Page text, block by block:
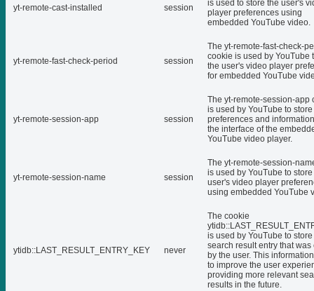
yt-remote-cast-installed session
is used to store the user's
player preferences using
embedded YouTube video.
yt-remote-fast-check-period session
The yt-remote-fast-check-
cookie is used by YouTube
the user's video player
for embedded YouTube
yt-remote-session-app session
The yt-remote-session-app
is used by YouTube to
preferences and
the interface of the
YouTube video player.
yt-remote-session-name session
The yt-remote-session-
is used by YouTube to
user's video player
using embedded YouTube
ytidb::LAST_RESULT_ENTRY_KEY never
The cookie
is used by YouTube to
search result entry that was
by the user. This
to improve the user
providing more relevant
results in the future.